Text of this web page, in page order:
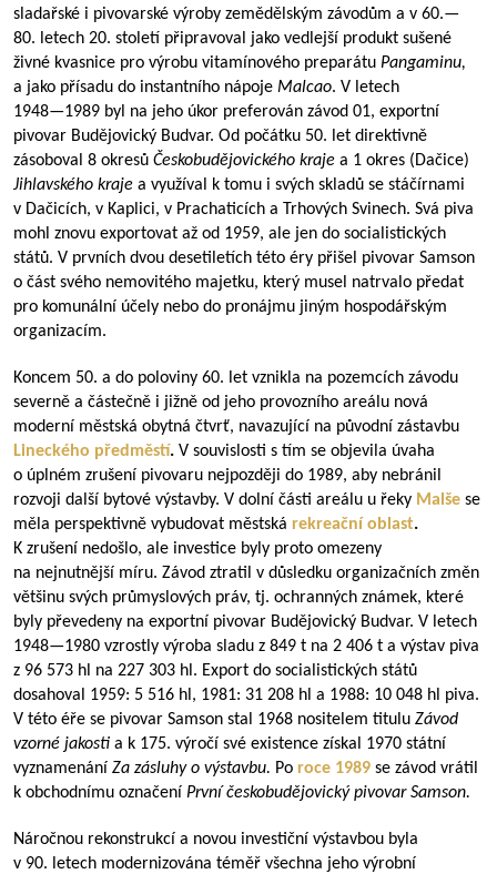
sladařské i pivovarské výroby zemědělským závodům a v 60.—
80. letech 20. století připravoval jako vedlejší produkt sušené
živné kvasnice pro výrobu vitamínového preparátu Pangaminu,
a jako přísadu do instantního nápoje Malcao. V letech
1948—1989 byl na jeho úkor preferován závod 01, exportní
pivovar Budějovický Budvar. Od počátku 50. let direktivně
zásoboval 8 okresů Českobudějovického kraje a 1 okres (Dačice)
Jihlavského kraje a využíval k tomu i svých skladů se stáčírnami
v Dačicích, v Kaplici, v Prachaticích a Trhových Svinech. Svá piva
mohl znovu exportovat až od 1959, ale jen do socialistických
států. V prvních dvou desetiletích této éry přišel pivovar Samson
o část svého nemovitého majetku, který musel natrvalo předat
pro komunální účely nebo do pronájmu jiným hospodářským
organizacím.
Koncem 50. a do poloviny 60. let vznikla na pozemcích závodu
severně a částečně i jižně od jeho provozního areálu nová
moderní městská obytná čtvrť, navazující na původní zástavbu
Lineckého předměstí. V souvislosti s tím se objevila úvaha
o úplném zrušení pivovaru nejpozději do 1989, aby nebránil
rozvoji další bytové výstavby. V dolní části areálu u řeky Malše se
měla perspektivně vybudovat městská rekreační oblast.
K zrušení nedošlo, ale investice byly proto omezeny
na nejnutnější míru. Závod ztratil v důsledku organizačních změn
většinu svých průmyslových práv, tj. ochranných známek, které
byly převedeny na exportní pivovar Budějovický Budvar. V letech
1948—1980 vzrostly výroba sladu z 849 t na 2 406 t a výstav piva
z 96 573 hl na 227 303 hl. Export do socialistických států
dosahoval 1959: 5 516 hl, 1981: 31 208 hl a 1988: 10 048 hl piva.
V této éře se pivovar Samson stal 1968 nositelem titulu Závod
vzorné jakosti a k 175. výročí své existence získal 1970 státní
vyznamenání Za zásluhy o výstavbu. Po roce 1989 se závod vrátil
k obchodnímu označení První českobudějovický pivovar Samson.
Náročnou rekonstrukcí a novou investiční výstavbou byla
v 90. letech modernizována téměř všechna jeho výrobní